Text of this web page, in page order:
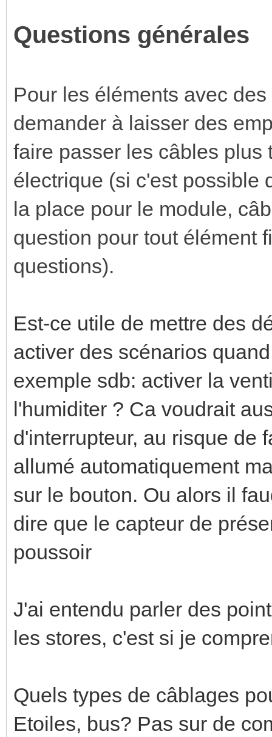
Questions générales
Pour les éléments avec
demander à laisser des
faire passer les câbles plus
électrique (si c'est possible
la place pour le module,
question pour tout élément
questions).
Est-ce utile de mettre des
activer des scénarios
exemple sdb: activer la
l'humiditer ? Ca voudrait
d'interrupteur, au risque de
allumé automatiquement
sur le bouton. Ou alors il
dire que le capteur de
poussoir
J'ai entendu parler des
les stores, c'est si je
Quels types de câblages
Etoiles, bus? Pas sur de